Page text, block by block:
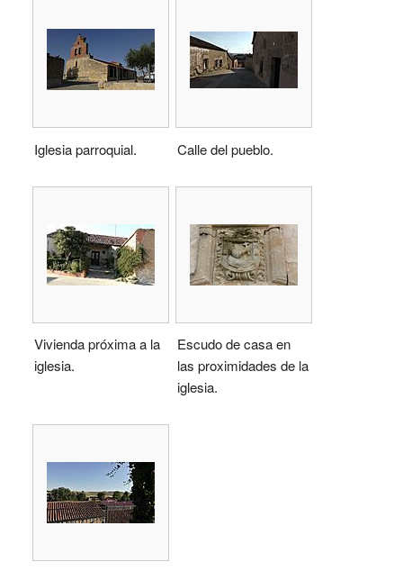
Iglesia parroquial. Calle del pueblo.
Vivienda próxima a la
iglesia.
Escudo de casa en
las proximidades de la
iglesia.